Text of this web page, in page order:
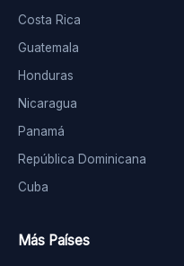
Costa Rica
Guatemala
Honduras
Nicaragua
Panamá
República Dominicana
Cuba
Más Países